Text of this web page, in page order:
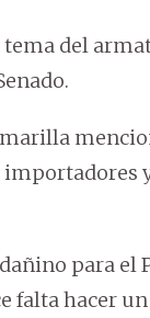
del
para el
falta hacer